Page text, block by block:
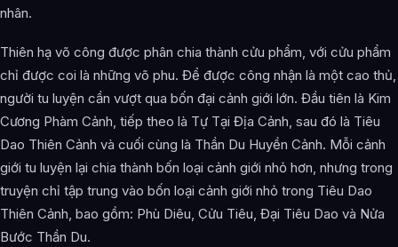
nhân.
Thiên hạ võ công được phân chia thành cửu phẩm, với cửu phẩm
chỉ được coi là những võ phu. Để được công nhận là một cao thủ,
người tu luyện cần vượt qua bốn đại cảnh giới lớn. Đầu tiên là Kim
Cương Phàm Cảnh, tiếp theo là Tự Tại Địa Cảnh, sau đó là Tiêu
Dao Thiên Cảnh và cuối cùng là Thần Du Huyền Cảnh. Mỗi cảnh
giới tu luyện lại chia thành bốn loại cảnh giới nhỏ hơn, nhưng trong
truyện chỉ tập trung vào bốn loại cảnh giới nhỏ trong Tiêu Dao
Thiên Cảnh, bao gồm: Phù Diêu, Cửu Tiêu, Đại Tiêu Dao và Nửa
Bước Thần Du.